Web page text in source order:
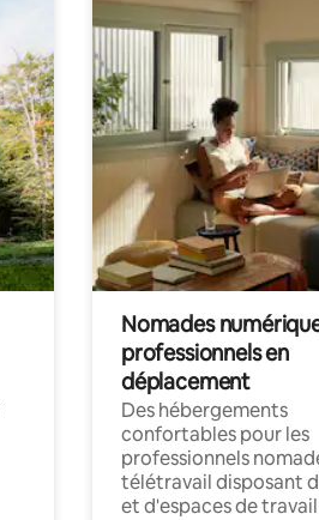
Nomades
professionnels en
déplacement
Des hébergements
confortables pour les
professionnels
télétravail disposant
et d'espaces de